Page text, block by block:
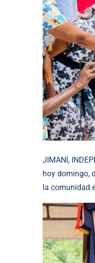
JIMANÍ,
hoy domingo,
la comunidad